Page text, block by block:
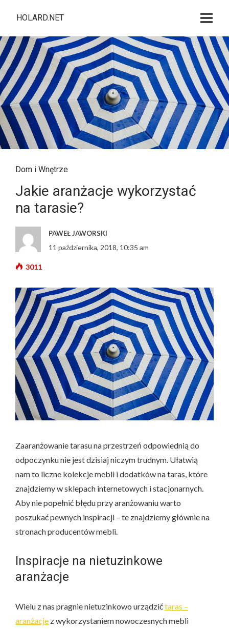
HOLARD.NET
Dom i Wnętrze
Jakie aranżacje wykorzystać
na tarasie?
PAWEŁ JAWORSKI
11 października, 2018, 10:35 am
3011
Zaaranżowanie tarasu na przestrzeń odpowiednią do
odpoczynku nie jest dzisiaj niczym trudnym. Ułatwią
nam to liczne kolekcje mebli i dodatków na taras, które
znajdziemy w sklepach internetowych i stacjonarnych.
Aby nie popełnić błędu przy aranżowaniu warto
poszukać pewnych inspiracji – te znajdziemy głównie na
stronach producentów mebli.
Inspiracje na nietuzinkowe
aranżacje
Wielu z nas pragnie nietuzinkowo urządzićtaras –
aranżacje z wykorzystaniem nowoczesnych mebli